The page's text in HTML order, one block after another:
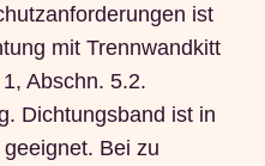
ist
mit Trennwandkitt
Abschn. 5.2.
Dichtungsband ist in
Bei zu